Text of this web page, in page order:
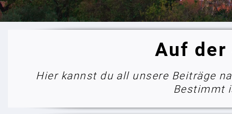
Auf der
Hier kannst du all unsere Beiträge
Bestimmt